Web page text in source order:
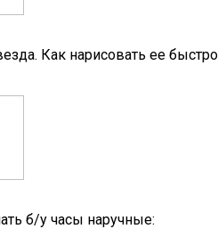
Как нарисовать ее быстро
б/у часы наручные: